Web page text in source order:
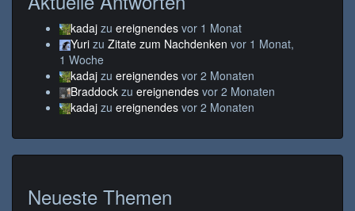
kadaj zu ereignendes vor 1 Monat
Yuri zu Zitate zum Nachdenken vor 1 Monat,
1 Woche
kadaj zu ereignendes vor 2 Monaten
Braddock zu ereignendes vor 2 Monaten
kadaj zu ereignendes vor 2 Monaten
Neueste Themen